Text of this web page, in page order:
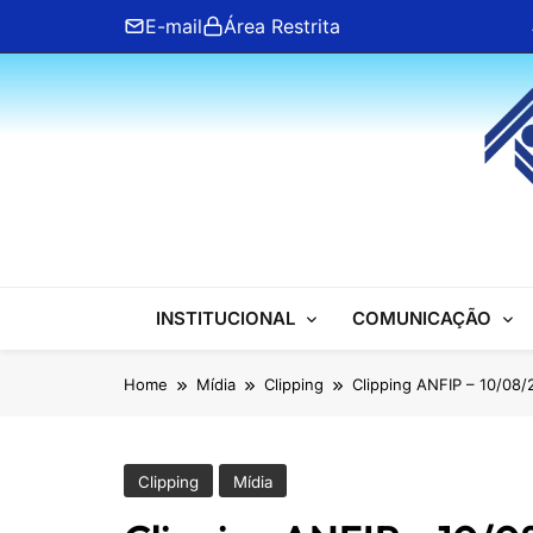
content
E-mail Área Restrita
ANFIP Nacional
INSTITUCIONAL COMUNICAÇÃO
Home Mídia Clipping Clipping ANFIP – 10/08/
Clipping Mídia